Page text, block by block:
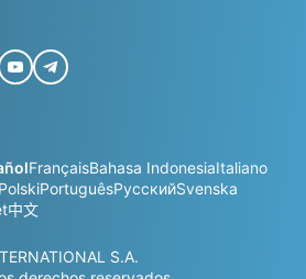
FrançaisBahasa IndonesiaItaliano
PolskiPortuguêsРусскийSvenska
中文
S.A.